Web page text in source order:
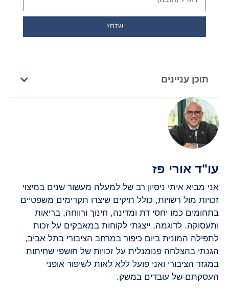
שלח/י
תוכן עניינים
עו"ד אורי פז
אני מביא איתי ניסיון רב של למעלה מעשור שנים במיצוי
זכויות מול רשויות, כולל תיקים שיצרו תקדימים משפטיים
בתחומים כמו יחסי דת ומדינה, חינוך ורווחה, בריאות
ותעסוקה. לדוגמה, ייצגתי לקוחות במאבקים על זכות
לתפילה המונית ביום כיפור במרחב הציבורי בתל אביב,
הגנתי בהצלחה פנומנלית על זכויות של חושפי שחיתות
במגזר הציבורי ואני פועל ללא לאות לשיפור אופני
העסקתם של עובדים במשק.